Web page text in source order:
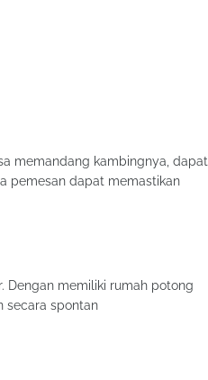
memandang kambingnya, dapat
pemesan dapat memastikan
Dengan memiliki rumah potong
secara spontan